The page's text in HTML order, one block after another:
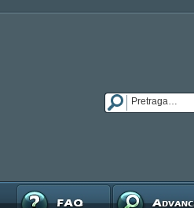
Napredna pretraga
FAQ